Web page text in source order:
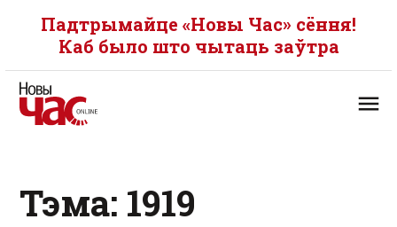
Падтрымайце «Новы Час» сёння!
Каб было што чытаць заўтра
Тэма: 1919